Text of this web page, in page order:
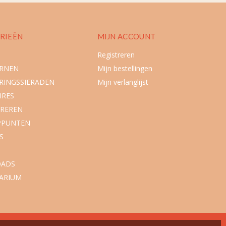
MIJN ACCOUNT
Registreren
Mijn bestellingen
Mijn verlanglijst